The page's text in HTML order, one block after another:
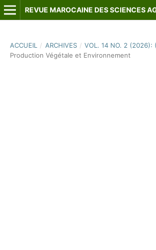
ACCUEIL / ARCHIVES / VOL. 14 NO. 2 (2026):
Production Végétale et Environnement